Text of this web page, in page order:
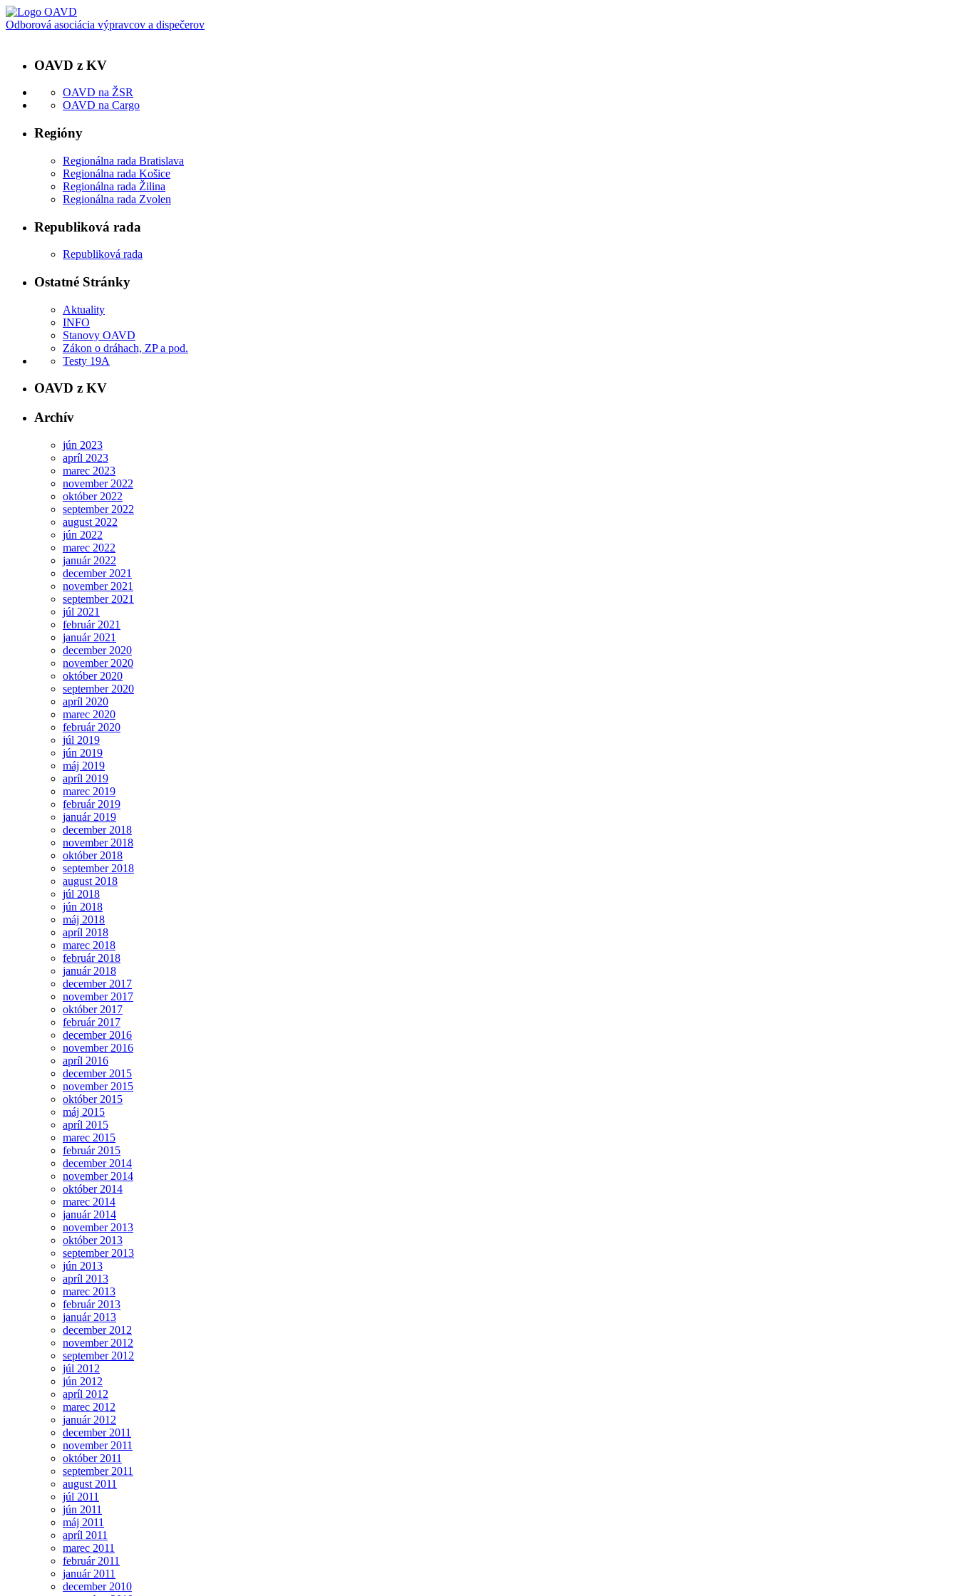
Odborová asociácia výpravcov a dispečerov
OAVD z KV
OAVD na ŽSR
OAVD na Cargo
Regióny
Regionálna rada Bratislava
Regionálna rada Košice
Regionálna rada Žilina
Regionálna rada Zvolen
Republiková rada
Republiková rada
Ostatné Stránky
Aktuality
INFO
Stanovy OAVD
Zákon o dráhach, ZP a pod.
Testy 19A
OAVD z KV
Archív
jún 2023
apríl 2023
marec 2023
november 2022
október 2022
september 2022
august 2022
jún 2022
marec 2022
január 2022
december 2021
november 2021
september 2021
júl 2021
február 2021
január 2021
december 2020
november 2020
október 2020
september 2020
apríl 2020
marec 2020
február 2020
júl 2019
jún 2019
máj 2019
apríl 2019
marec 2019
február 2019
január 2019
december 2018
november 2018
október 2018
september 2018
august 2018
júl 2018
jún 2018
máj 2018
apríl 2018
marec 2018
február 2018
január 2018
december 2017
november 2017
október 2017
február 2017
december 2016
november 2016
apríl 2016
december 2015
november 2015
október 2015
máj 2015
apríl 2015
marec 2015
február 2015
december 2014
november 2014
október 2014
marec 2014
január 2014
november 2013
október 2013
september 2013
jún 2013
apríl 2013
marec 2013
február 2013
január 2013
december 2012
november 2012
september 2012
júl 2012
jún 2012
apríl 2012
marec 2012
január 2012
december 2011
november 2011
október 2011
september 2011
august 2011
júl 2011
jún 2011
máj 2011
apríl 2011
marec 2011
február 2011
január 2011
december 2010